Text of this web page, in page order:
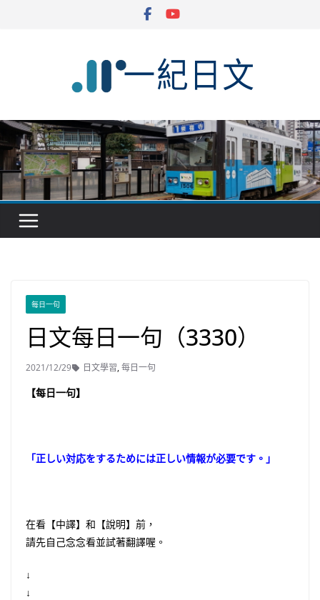
每日一句
日文每日一句（3330）
2021/12/29 日文學習,每日一句
【每日一句】
「正しい対応をするためには正しい情報が必要です。」
在看【中譯】和【說明】前，
請先自己念念看並試著翻譯喔。
↓
↓